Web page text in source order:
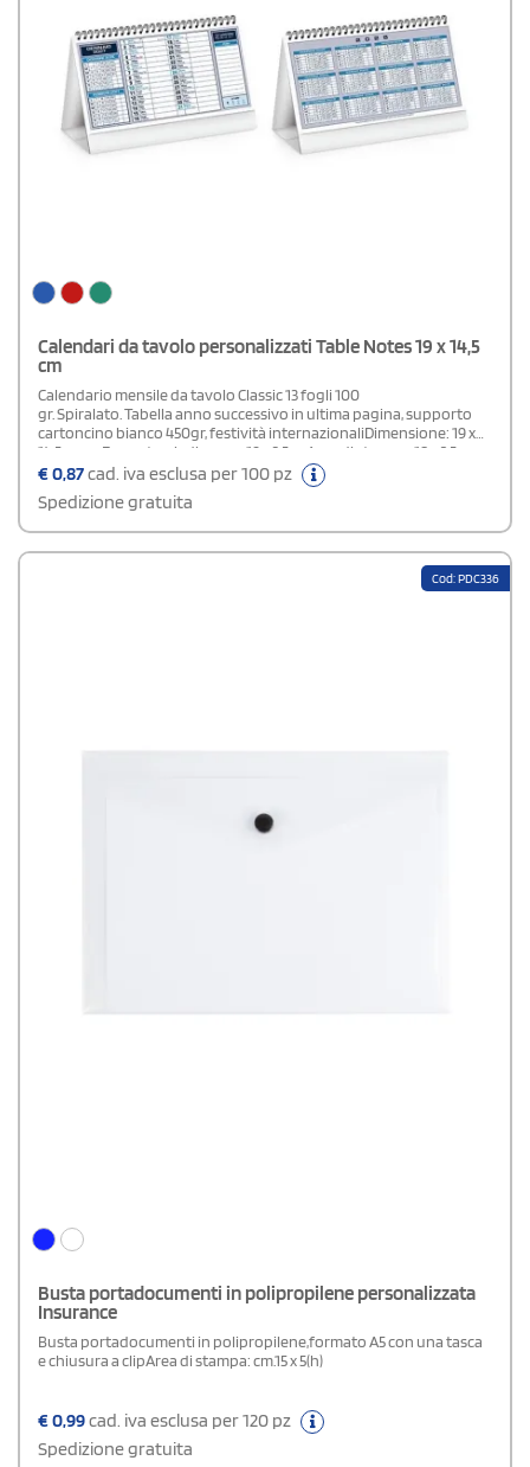
Calendari da tavolo personalizzati Table Notes 19 x 14,5
cm
Calendario mensile da tavolo Classic 13 fogli 100
gr. Spiralato. Tabella anno successivo in ultima pagina, supporto
cartoncino bianco 450gr, festività internazionaliDimensione: 19 x
14,5 cm caFormato piedino: cm 19 x 3,5 caArea di stampa: 18 x 2,5
cmLa carta proviene da materiale certificato FSC, materiale riciclato
€0,87cad. iva esclusa per 100 pz
Spedizione gratuita
Cod: PDC336
Busta portadocumenti in polipropilene personalizzata
Insurance
Busta portadocumenti in polipropilene,formato A5 con una tasca
e chiusura a clipArea di stampa: cm.15 x 5(h)
€0,99cad. iva esclusa per 120 pz
Spedizione gratuita